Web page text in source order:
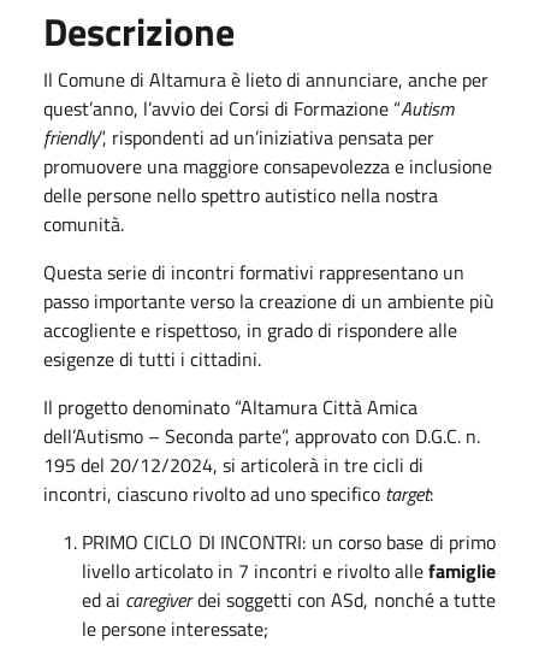
Descrizione
Il Comune di Altamura è lieto di annunciare, anche per
quest’anno, l’avvio dei Corsi di Formazione “Autism
friendly”, rispondenti ad un’iniziativa pensata per
promuovere una maggiore consapevolezza e inclusione
delle persone nello spettro autistico nella nostra
comunità.
Questa serie di incontri formativi rappresentano un
passo importante verso la creazione di un ambiente più
accogliente e rispettoso, in grado di rispondere alle
esigenze di tutti i cittadini.
Il progetto denominato “Altamura Città Amica
dell’Autismo – Seconda parte”, approvato con D.G.C. n.
195 del 20/12/2024, si articolerà in tre cicli di
incontri, ciascuno rivolto ad uno specifico target:
PRIMO CICLO DI INCONTRI: un corso base di primo
livello articolato in 7 incontri e rivolto allefamiglie
ed ai caregiverdei soggetti con ASd, nonché a tutte
le persone interessate;